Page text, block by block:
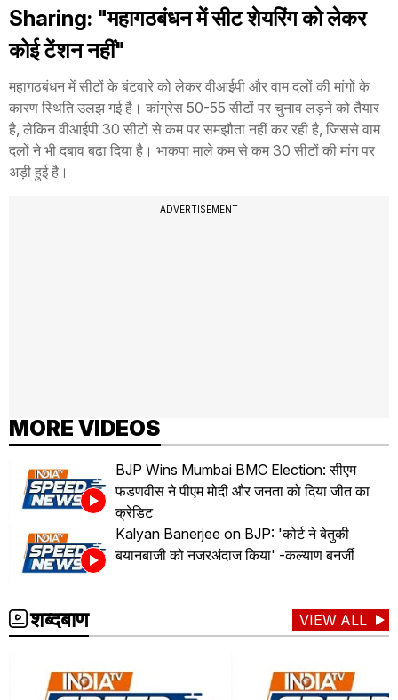
Sharing: "महागठबंधन में सीट शेयरिंग को लेकर
कोई टेंशन नहीं"
महागठबंधन में सीटों के बंटवारे को लेकर वीआईपी और वाम दलों की मांगों के
कारण स्थिति उलझ गई है। कांग्रेस 50-55 सीटों पर चुनाव लड़ने को तैयार
है, लेकिन वीआईपी 30 सीटों से कम पर समझौता नहीं कर रही है, जिससे वाम
दलों ने भी दबाव बढ़ा दिया है। भाकपा माले कम से कम 30 सीटों की मांग पर
अड़ी हुई है।
ADVERTISEMENT
MORE VIDEOS
BJP Wins Mumbai BMC Election: सीएम
फडणवीस ने पीएम मोदी और जनता को दिया जीत का
क्रेडिट
Kalyan Banerjee on BJP: 'कोर्ट ने बेतुकी
बयानबाजी को नजरअंदाज किया' -कल्याण बनर्जी
शब्दबाण VIEW ALL